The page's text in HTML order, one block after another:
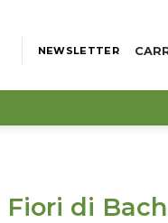
NEWSLETTER
Fiori di Bach